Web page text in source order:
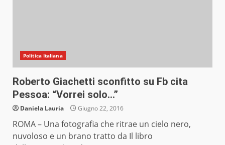
Politica Italiana
Roberto Giachetti sconfitto su Fb cita
Pessoa: “Vorrei solo…”
Daniela Lauria Giugno 22, 2016
ROMA – Una fotografia che ritrae un cielo nero,
nuvoloso e un brano tratto da Il libro